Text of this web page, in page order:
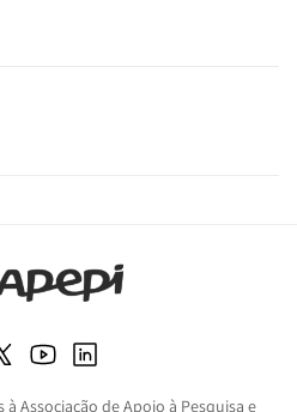
Associação de Apoio à Pesquisa e